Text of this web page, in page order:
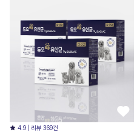
4.9 | 리뷰 369건